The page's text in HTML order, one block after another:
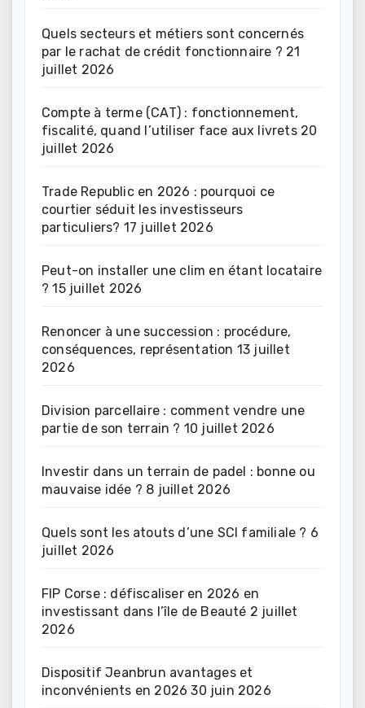
Quels secteurs et métiers sont concernés
par le rachat de crédit fonctionnaire ? 21
juillet 2026
Compte à terme (CAT) : fonctionnement,
fiscalité, quand l’utiliser face aux livrets 20
juillet 2026
Trade Republic en 2026 : pourquoi ce
courtier séduit les investisseurs
particuliers? 17 juillet 2026
Peut-on installer une clim en étant locataire
? 15 juillet 2026
Renoncer à une succession : procédure,
conséquences, représentation 13 juillet
2026
Division parcellaire : comment vendre une
partie de son terrain ? 10 juillet 2026
Investir dans un terrain de padel : bonne ou
mauvaise idée ? 8 juillet 2026
Quels sont les atouts d’une SCI familiale ? 6
juillet 2026
FIP Corse : défiscaliser en 2026 en
investissant dans l’île de Beauté 2 juillet
2026
Dispositif Jeanbrun avantages et
inconvénients en 2026 30 juin 2026